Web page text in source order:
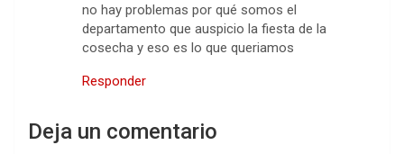
no hay problemas por qué somos el
departamento que auspicio la fiesta de la
cosecha y eso es lo que queriamos
Responder
Deja un comentario